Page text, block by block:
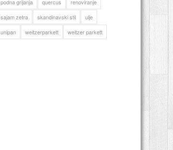
podna grijanja
quercus
renoviranje
sajam zetra
skandinavski stil
ulje
unipan
weitzerparkett weitzer parkett